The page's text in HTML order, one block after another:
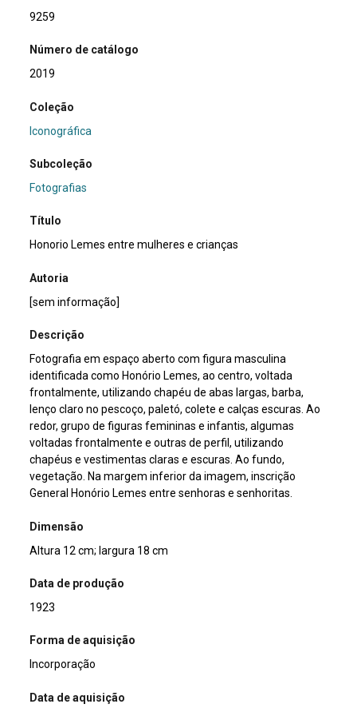
9259
Número de catálogo
2019
Coleção
Iconográfica
Subcoleção
Fotografias
Título
Honorio Lemes entre mulheres e crianças
Autoria
[sem informação]
Descrição
Fotografia em espaço aberto com figura masculina
identificada como Honório Lemes, ao centro, voltada
frontalmente, utilizando chapéu de abas largas, barba,
lenço claro no pescoço, paletó, colete e calças escuras. Ao
redor, grupo de figuras femininas e infantis, algumas
voltadas frontalmente e outras de perfil, utilizando
chapéus e vestimentas claras e escuras. Ao fundo,
vegetação. Na margem inferior da imagem, inscrição
General Honório Lemes entre senhoras e senhoritas.
Dimensão
Altura 12 cm; largura 18 cm
Data de produção
1923
Forma de aquisição
Incorporação
Data de aquisição